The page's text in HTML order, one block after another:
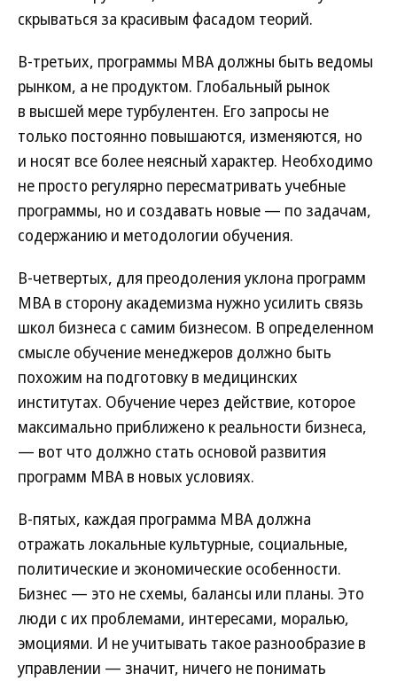
скрываться за красивым фасадом теорий.
В-третьих, программы МВА должны быть ведомы
рынком, а не продуктом. Глобальный рынок
в высшей мере турбулентен. Его запросы не
только постоянно повышаются, изменяются, но
и носят все более неясный характер. Необходимо
не просто регулярно пересматривать учебные
программы, но и создавать новые — по задачам,
содержанию и методологии обучения.
В-четвертых, для преодоления уклона программ
МВА в сторону академизма нужно усилить связь
школ бизнеса с самим бизнесом. В определенном
смысле обучение менеджеров должно быть
похожим на подготовку в медицинских
институтах. Обучение через действие, которое
максимально приближено к реальности бизнеса,
— вот что должно стать основой развития
программ МВА в новых условиях.
В-пятых, каждая программа МВА должна
отражать локальные культурные, социальные,
политические и экономические особенности.
Бизнес — это не схемы, балансы или планы. Это
люди с их проблемами, интересами, моралью,
эмоциями. И не учитывать такое разнообразие в
управлении — значит, ничего не понимать